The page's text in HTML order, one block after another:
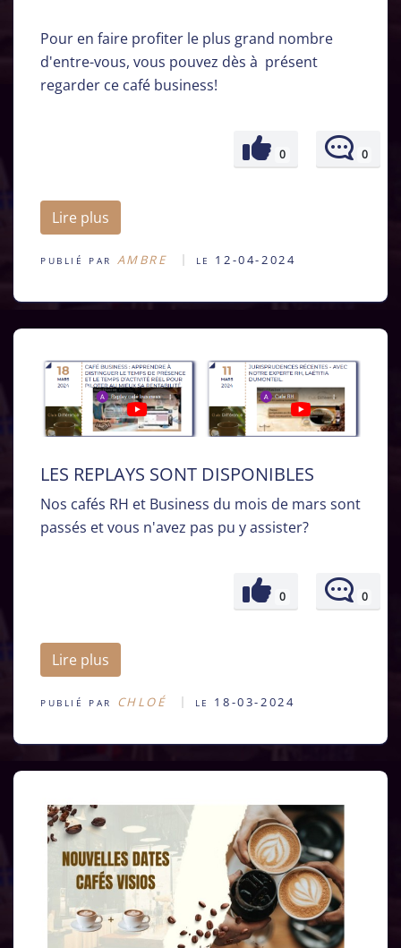
Pour en faire profiter le plus grand nombre
d'entre-vous, vous pouvez dès à présent
regarder ce café business!
0 0
Lire plus
PUBLIÉ PAR AMBRE LE 12-04-2024
LES REPLAYS SONT DISPONIBLES
Nos cafés RH et Business du mois de mars sont
passés et vous n'avez pas pu y assister?
0 0
Lire plus
PUBLIÉ PAR CHLOÉ LE 18-03-2024